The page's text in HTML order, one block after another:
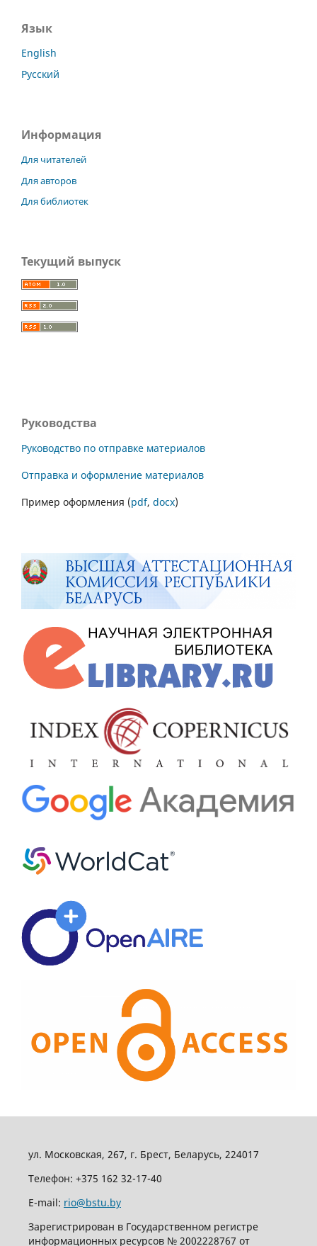
Язык
English
Русский
Информация
Для читателей
Для авторов
Для библиотек
Текущий выпуск
Руководства
Руководство по отправке материалов
Отправка и оформление материалов
Пример оформления (pdf, docx)
ул. Московская, 267, г. Брест, Беларусь, 224017
Телефон: +375 162 32-17-40
E-mail: rio@bstu.by
Зарегистрирован в Государственном регистре
информационных ресурсов № 2002228767 от